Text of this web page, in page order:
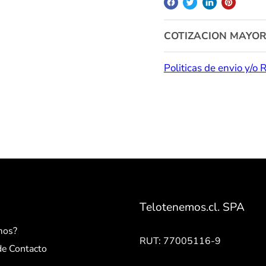
COTIZACION
Politicas de envio y/o
Contacto
Telotenemos.cl. SPA
RUT: 77005116-9